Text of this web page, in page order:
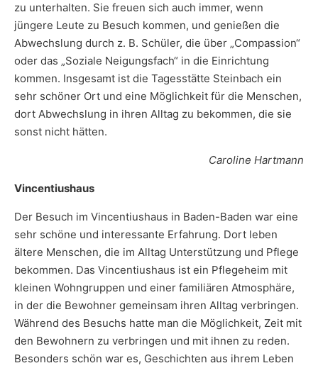
zu unterhalten. Sie freuen sich auch immer, wenn
jüngere Leute zu Besuch kommen, und genießen die
Abwechslung durch z. B. Schüler, die über „Compassion“
oder das „Soziale Neigungsfach“ in die Einrichtung
kommen. Insgesamt ist die Tagesstätte Steinbach ein
sehr schöner Ort und eine Möglichkeit für die Menschen,
dort Abwechslung in ihren Alltag zu bekommen, die sie
sonst nicht hätten.
Caroline Hartmann
Vincentiushaus
Der Besuch im Vincentiushaus in Baden-Baden war eine
sehr schöne und interessante Erfahrung. Dort leben
ältere Menschen, die im Alltag Unterstützung und Pflege
bekommen. Das Vincentiushaus ist ein Pflegeheim mit
kleinen Wohngruppen und einer familiären Atmosphäre,
in der die Bewohner gemeinsam ihren Alltag verbringen.
Während des Besuchs hatte man die Möglichkeit, Zeit mit
den Bewohnern zu verbringen und mit ihnen zu reden.
Besonders schön war es, Geschichten aus ihrem Leben